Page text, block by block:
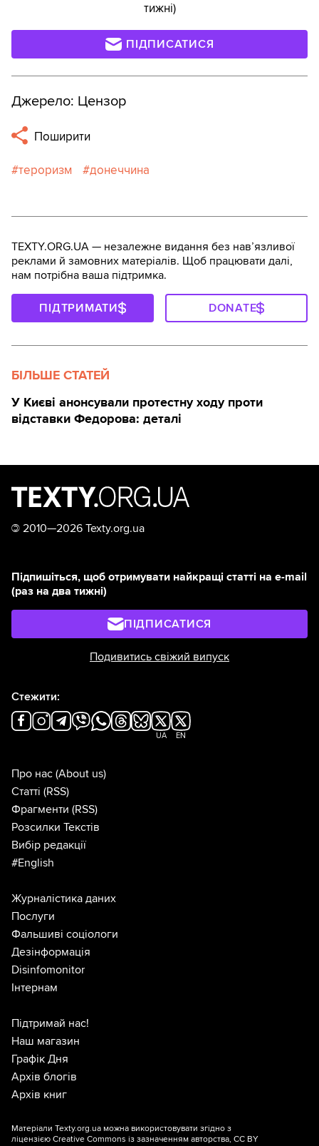
тижні)
ПІДПИСАТИСЯ
Джерело: Цензор
Поширити
тероризм донеччина
TEXTY.ORG.UA — незалежне видання без навʼязливої
реклами й замовних матеріалів. Щоб працювати далі,
нам потрібна ваша підтримка.
ПІДТРИМАТИ DONATE
БІЛЬШЕ СТАТЕЙ
У Києві анонсували протестну ходу проти
відставки Федорова: деталі
© 2010—2026 Texty.org.ua
Підпишіться, щоб отримувати найкращі статті на e-mail
(раз на два тижні)
ПІДПИСАТИСЯ
Подивитись свіжий випуск
Стежити:
UA EN
Про нас (About us)
Статті (RSS)
Фрагменти (RSS)
Розсилки Текстів
Вибір редакції
#English
Журналістика даних
Послуги
Фальшиві соціологи
Дезінформація
Disinfomonitor
Інтернам
Підтримай нас!
Наш магазин
Графік Дня
Архів блогів
Архів книг
Матеріали Texty.org.ua можна використовувати згідно з
ліцензією Creative Commons із зазначенням авторства, CC BY